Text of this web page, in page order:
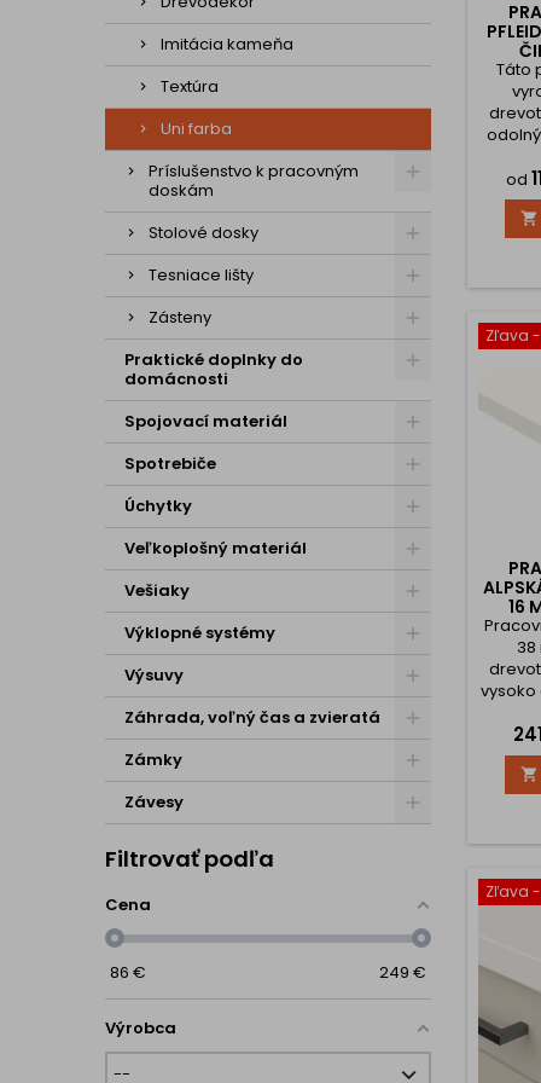
Imitácia kameňa
Textúra
Uni farba
Príslušenstvo k pracovným
doskám
Stolové dosky
Tesniace lišty
Zásteny
Praktické doplnky do
domácnosti
Spojovací materiál
Spotrebiče
Úchytky
Veľkoplošný materiál
Vešiaky
Výklopné systémy
Výsuvy
Záhrada, voľný čas a zvieratá
Zámky
Závesy
Filtrovať podľa
Cena
86 € 249 €
Výrobca
Táto
ako
od

Zľava -
16
.
je

Zľava -